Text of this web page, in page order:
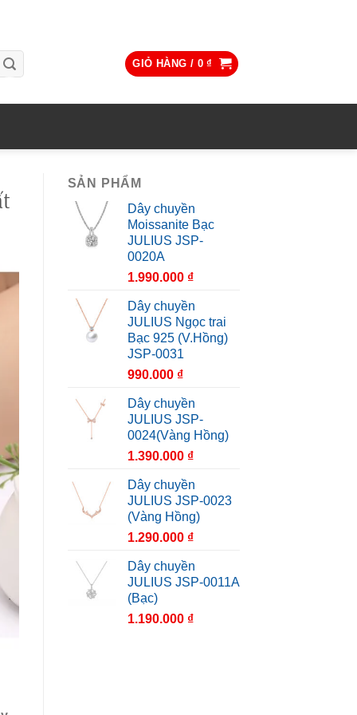
GIỎ HÀNG / 0₫
SẢN PHẨM
Dây chuyền
Moissanite Bạc
JULIUS JSP-
0020A
1.990.000 ₫
Dây chuyền
JULIUS Ngọc trai
Bạc 925 (V.Hồng)
JSP-0031
990.000 ₫
Dây chuyền
JULIUS JSP-
0024(Vàng Hồng)
1.390.000 ₫
Dây chuyền
JULIUS JSP-0023
(Vàng Hồng)
1.290.000 ₫
Dây chuyền
JULIUS JSP-0011A
(Bạc)
1.190.000 ₫